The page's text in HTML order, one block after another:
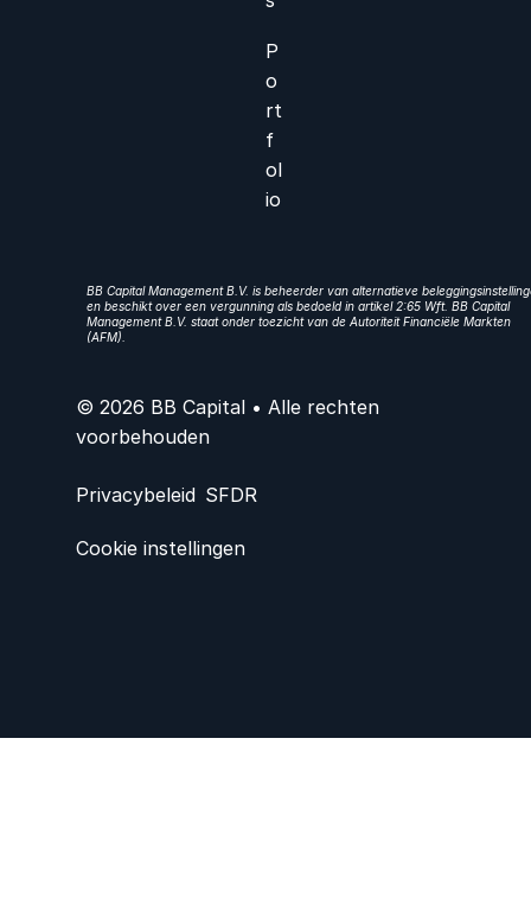
P
o
rt
f
ol
io
BB Capital Management B.V. is beheerder van alternatieve
en beschikt over een vergunning als bedoeld in artikel 2:65 Wft. BB Capital
Management B.V. staat onder toezicht van de Autoriteit Financiële Markten
(AFM).
© 2026 BB Capital • Alle rechten
voorbehouden
Privacybeleid SFDR
Cookie instellingen